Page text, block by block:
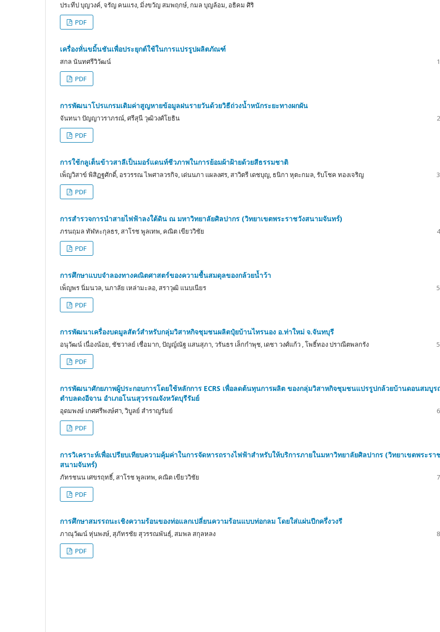
ประทีป บุญวงค์, จรัญ คนแรง, มิ่งขวัญ สมพฤกษ์, กมล บุญล้อม, อธิคม ศิริ
PDF
เครื่องหั่นขมิ้นชันเพื่อประยุกต์ใช้ในการแปรรูปผลิตภัณฑ์
สกล นันทศรีวิวัฒน์
PDF
การพัฒนาโปรแกรมเติมค่าสูญหายข้อมูลฝนรายวันด้วยวิธีถ่วงน้ำหนักระยะทางผกผัน
จันทนา ปัญญาวราภรณ์, ศรีสุนี วุฒิวงศ์โยธิน
PDF
การใช้กลูเต็นข้าวสาลีเป็นมอร์แดนท์ชีวภาพในการย้อมผ้าฝ้ายด้วยสีธรรมชาติ
เพ็ญวิสาข์ พิสิฏฐศักดิ์, อรวรรณ ไพศาลวรกิจ, เด่นนภา แผลงศร, สาวิตรี เดชบุญ, ธนิกา หุตะกมล, รับโชค ทองเจริญ
PDF
การสำรวจการนำสายไฟฟ้าลงใต้ดิน ณ มหาวิทยาลัยศิลปากร (วิทยาเขตพระราชวังสนามจันทร์)
ภรนฤมล ทัฬหะกุลธร, สาโรช พูลเทพ, คณิต เขียววิชัย
PDF
การศึกษาแบบจำลองทางคณิตศาสตร์ของความชื้นสมดุลของกล้วยน้ำว้า
เพ็ญพร นิ่มนวล, นภาลัย เหล่ามะลอ, สราวุฒิ แนบเนียร
PDF
การพัฒนาเครื่องบดมูลสัตว์สำหรับกลุ่มวิสาหกิจชุมชนผลิตปุ๋ยบ้านไทรนอง อ.ท่าใหม่ จ.จันทบุรี
อนุวัฒน์ เนื่องน้อย, ชัชวาลย์ เชื่อมาก, ปัญญ์ณัฐ แสนสุภา, วรันธร เล็กกำพุช, เดชา วงศ์แก้ว , โพธิ์ทอง ปราณีตพลกรัง
PDF
การพัฒนาศักยภาพผู้ประกอบการโดยใช้หลักการ ECRS เพื่อลดต้นทุนการผลิต ของกลุ่มวิสาหกิจชุมชนแปรรูปกล้วยบ้านดอนสมบู
ตำบลดงอีจาน อำเภอโนนสุวรรณจังหวัดบุรีรัมย์
อุดมพงษ์ เกศศรีพงษ์ศา, วิบูลย์ สำราญรัมย์
PDF
การวิเคราะห์เพื่อเปรียบเทียบความคุ้มค่าในการจัดหารถรางไฟฟ้าสำหรับให้บริการภายในมหาวิทยาลัยศิลปากร (วิทยาเขตพระรา
สนามจันทร์)
ภัทรชนน เศขรฤทธิ์, สาโรช พูลเทพ, คณิต เขียววิชัย
PDF
การศึกษาสมรรถนะเชิงความร้อนของท่อแลกเปลี่ยนความร้อนแบบท่อกลม โดยใส่แผ่นปีกครึ่งวงรี
ภาณุวัฒน์ หุ่นพงษ์, สุภัทรชัย สุวรรณพันธุ์, สมพล สกุลหลง
PDF